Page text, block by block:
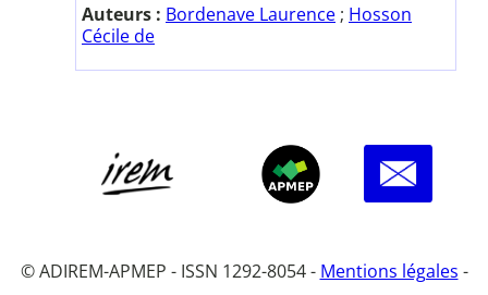
Auteurs : Bordenave Laurence ; Hosson
Cécile de
© ADIREM-APMEP - ISSN 1292-8054 - Mentions légales -